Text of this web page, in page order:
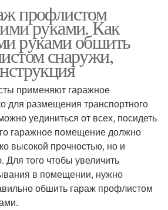
профлистом
руками. Как
руками обшить
снаружи,
применяют гаражное
для размещения транспортного
уединиться от всех, посидеть
гаражное помещение должно
высокой прочностью, но и
Для того чтобы увеличить
в помещении, нужно
обшить гараж профлистом